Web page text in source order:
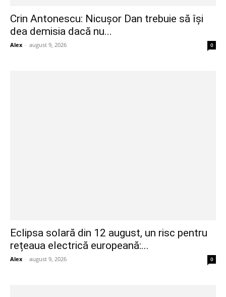
Crin Antonescu: Nicușor Dan trebuie să își
dea demisia dacă nu...
Alex - august 9, 2026 0
Eclipsa solară din 12 august, un risc pentru
rețeaua electrică europeană:...
Alex - august 9, 2026 0